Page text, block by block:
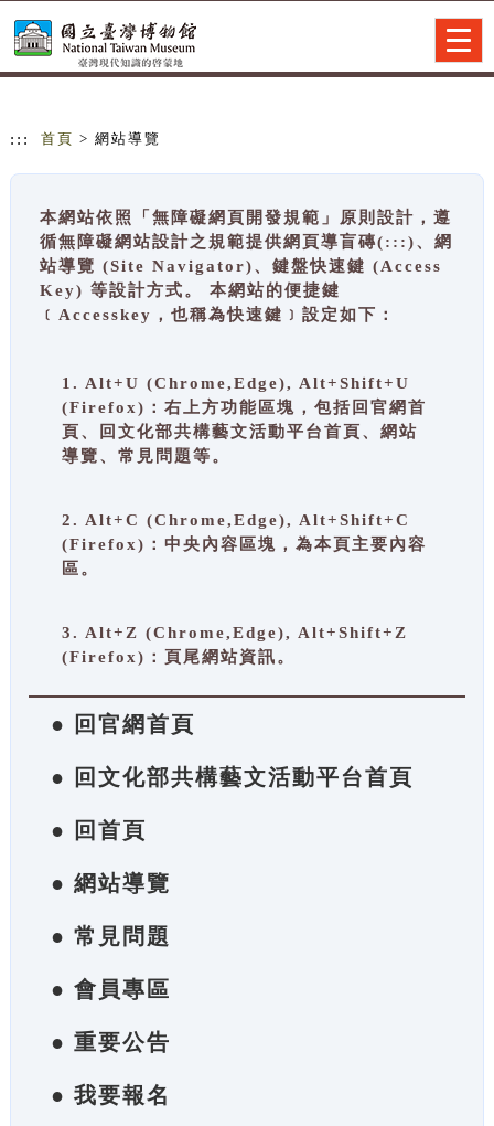
::: 首頁 > 網站導覽
本網站依照「無障礙網頁開發規範」原則設計，遵
循無障礙網站設計之規範提供網頁導盲磚(:::)、網
站導覽 (Site Navigator)、鍵盤快速鍵 (Access
Key) 等設計方式。 本網站的便捷鍵
﹝Accesskey，也稱為快速鍵﹞設定如下：
1. Alt+U (Chrome,Edge), Alt+Shift+U
(Firefox)：右上方功能區塊，包括回官網首
頁、回文化部共構藝文活動平台首頁、網站
導覽、常見問題等。
2. Alt+C (Chrome,Edge), Alt+Shift+C
(Firefox)：中央內容區塊，為本頁主要內容
區。
3. Alt+Z (Chrome,Edge), Alt+Shift+Z
(Firefox)：頁尾網站資訊。
● 回官網首頁
● 回文化部共構藝文活動平台首頁
● 回首頁
● 網站導覽
● 常見問題
● 會員專區
● 重要公告
● 我要報名